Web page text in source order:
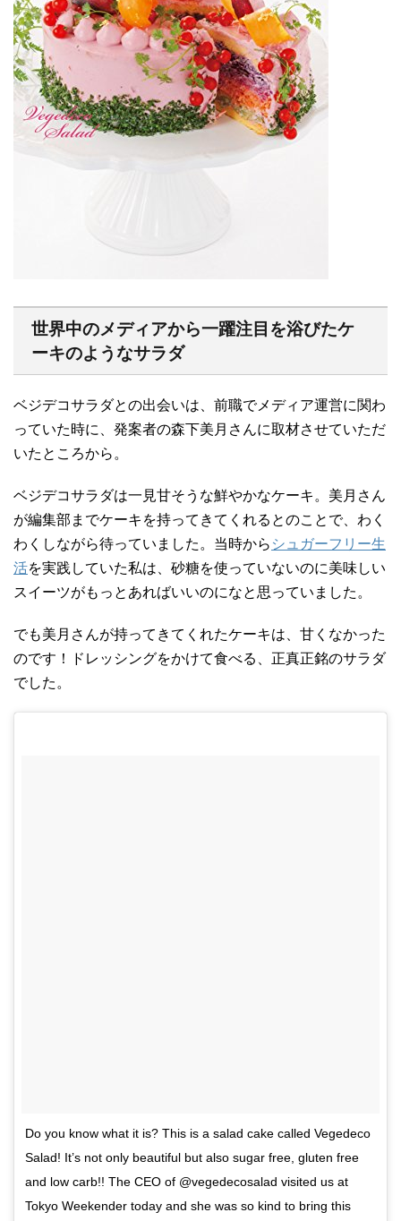
世界中のメディアから一躍注目を浴びたケ
ーキのようなサラダ
ベジデコサラダとの出会いは、前職でメディア運営に関わ
っていた時に、発案者の森下美月さんに取材させていただ
いたところから。
ベジデコサラダは一見甘そうな鮮やかなケーキ。美月さん
が編集部までケーキを持ってきてくれるとのことで、わく
わくしながら待っていました。当時から シュガーフリー生
活を実践していた私は、砂糖を使っていないのに美味しい
スイーツがもっとあればいいのになと思っていました。
でも美月さんが持ってきてくれたケーキは、甘くなかった
のです！ドレッシングをかけて食べる、正真正銘のサラダ
でした。
Do you know what it is? This is a salad cake called Vegedeco
Salad! It’s not only beautiful but also sugar free, gluten free
and low carb!! The CEO of @vegedecosalad visited us at
Tokyo Weekender today and she was so kind to bring this